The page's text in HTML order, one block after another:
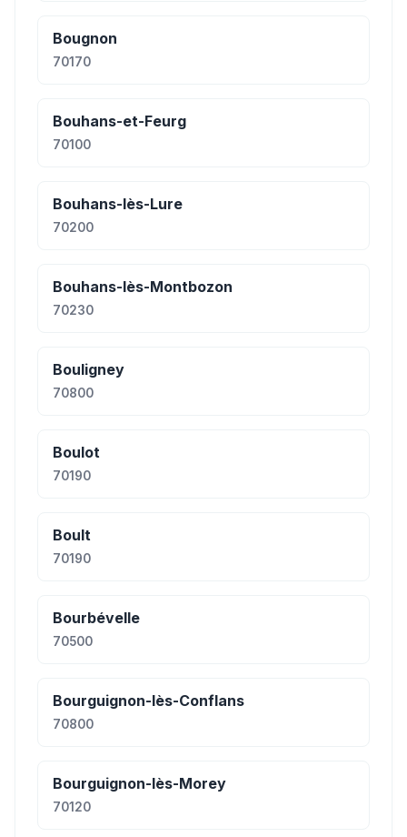
Bougnon
70170
Bouhans-et-Feurg
70100
Bouhans-lès-Lure
70200
Bouhans-lès-Montbozon
70230
Bouligney
70800
Boulot
70190
Boult
70190
Bourbévelle
70500
Bourguignon-lès-Conflans
70800
Bourguignon-lès-Morey
70120